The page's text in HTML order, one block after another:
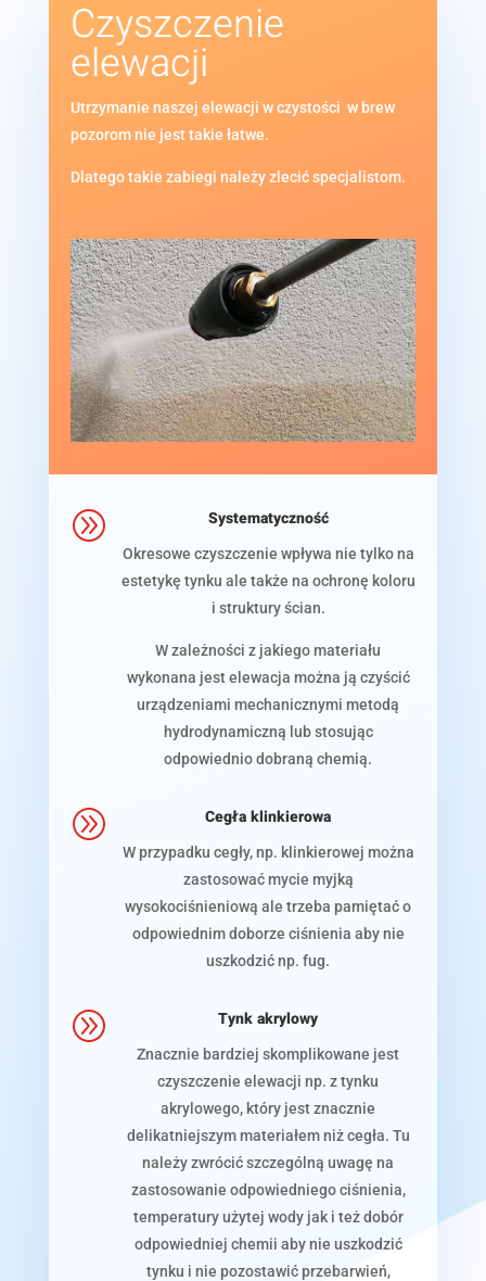
Czyszczenie
elewacji
Utrzymanie naszej elewacji w czystości w brew
pozorom nie jest takie łatwe.
Dlatego takie zabiegi należy zlecić specjalistom.
A Systematyczność
Okresowe czyszczenie wpływa nie tylko na
estetykę tynku ale także na ochronę koloru
i struktury ścian.
W zależności z jakiego materiału
wykonana jest elewacja można ją czyścić
urządzeniami mechanicznymi metodą
hydrodynamiczną lub stosując
odpowiednio dobraną chemią.
A Cegła klinkierowa
W przypadku cegły, np. klinkierowej można
zastosować mycie myjką
wysokociśnieniową ale trzeba pamiętać o
odpowiednim doborze ciśnienia aby nie
uszkodzić np. fug.
A Tynk akrylowy
Znacznie bardziej skomplikowane jest
czyszczenie elewacji np. z tynku
akrylowego, który jest znacznie
delikatniejszym materiałem niż cegła. Tu
należy zwrócić szczególną uwagę na
zastosowanie odpowiedniego ciśnienia,
temperatury użytej wody jak i też dobór
odpowiedniej chemii aby nie uszkodzić
tynku i nie pozostawić przebarwień,